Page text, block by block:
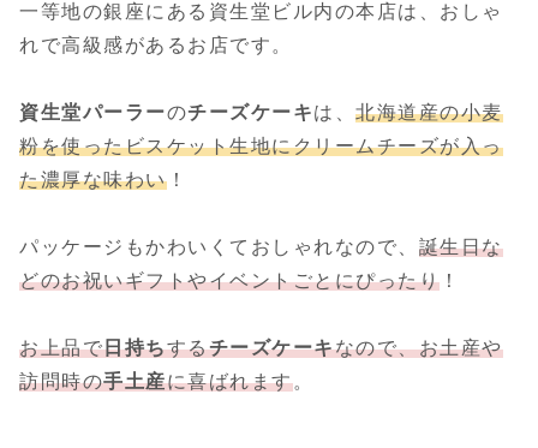
一等地の銀座にある資生堂ビル内の本店は、おしゃ
れで高級感があるお店です。
資生堂パーラーのチーズケーキは、 北海道産の小麦
粉を使ったビスケット生地にクリームチーズが入っ
た濃厚な味わい！
パッケージもかわいくておしゃれなので、 誕生日な
どのお祝いギフトやイベントごとにぴったり ！
お上品で日持ちするチーズケーキなので、お土産や
訪問時の手土産に喜ばれます。